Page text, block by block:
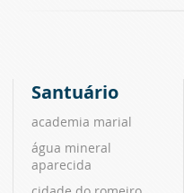
Santuário
academia marial
água mineral
aparecida